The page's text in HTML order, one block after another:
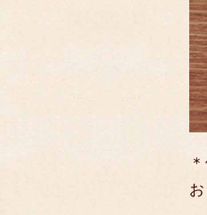
お